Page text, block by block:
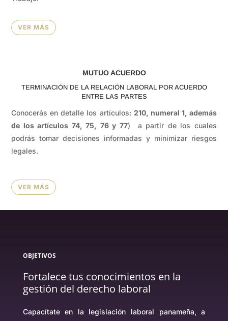
VER MÁS
MUTUO ACUERDO
TERMINACIÓN DE LA RELACIÓN LABORAL POR ACUERDO
ENTRE LAS PARTES
Conocerás en detalle los artículos: 210, numeral 1, además
de los artículos 74, 75, 76 y 77) a partir de los cuales
podrás tomar decisiones informadas y minimizar riesgos
legales.
VER MÁS
OBJETIVOS
Fortalece tus conocimientos en la
gestión del derecho laboral
Capacítate en la legislación laboral panameña, a